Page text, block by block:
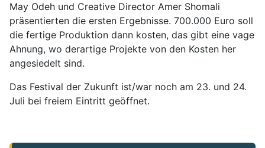
May Odeh und Creative Director Amer Shomali
präsentierten die ersten Ergebnisse. 700.000 Euro soll
die fertige Produktion dann kosten, das gibt eine vage
Ahnung, wo derartige Projekte von den Kosten her
angesiedelt sind.
Das Festival der Zukunft ist/war noch am 23. und 24.
Juli bei freiem Eintritt geöffnet.